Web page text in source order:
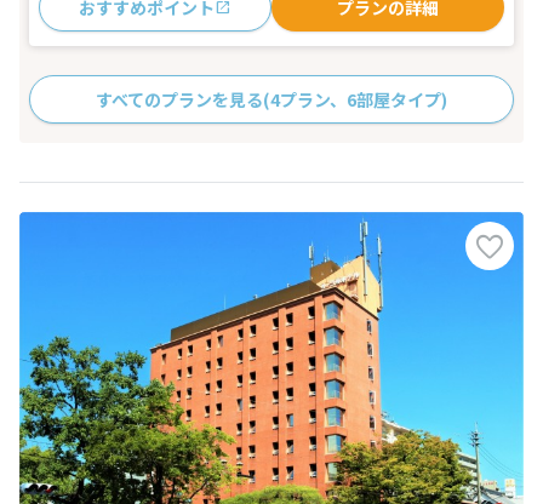
おすすめポイント プランの詳細
すべてのプランを見る(4プラン、6部屋タイプ)